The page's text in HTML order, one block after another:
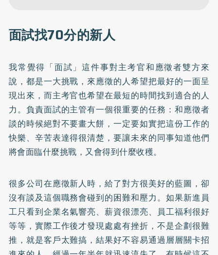
面試找70分的新人
我常覺得「面試」這件事對主考官和應徵者雙方來
說，都是一大挑戰，來應徵的人希望把最好的一面呈
現出來，而主考官也希望在最短的時間找到適合的人
力。負責面試的主管有一個很重要的任務：和應徵者
談的時候絕對不要畫大餅，一定要如實把這份工作的
快樂、辛苦表達得很清楚，要讓未來的同事知道他們
將會面臨什麼挑戰，又會得到什麼收穫。
很多公司在應徵新人時，給了對方很美好的藍圖，卻
沒有談及這個職務會碰到的困難和壓力。如果新進員
工只看到企業名氣響亮、薪資很漂亮、員工福利很好
等等，實際工作後才發現處處有挫折，不是企劃很難
推，就是客戶太難搞，結果好不容易通過層層關卡招